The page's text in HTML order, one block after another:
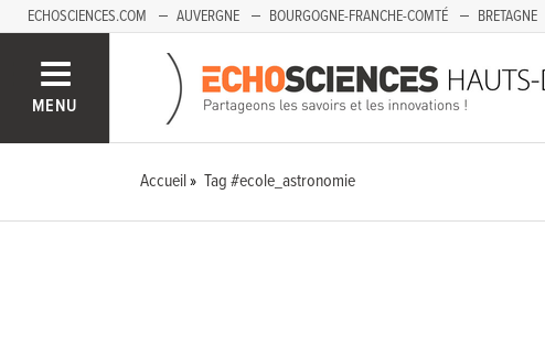
ECHOSCIENCES.COM AUVERGNE BOURGOGNE-FRANCHE-COMTÉ BRETAGNE
SAVOIE MONT-BLANC
MENU
Accueil Tag #ecole_astronomie